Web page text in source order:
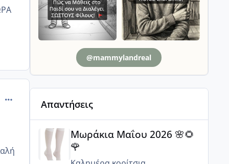
comment_502881
@mammylandreal
Απαντήσεις
Μωράκια Μαΐου 2026 🌸🌻🌹
Μωράκια Μαΐου 2026 🌸🌻
🌹